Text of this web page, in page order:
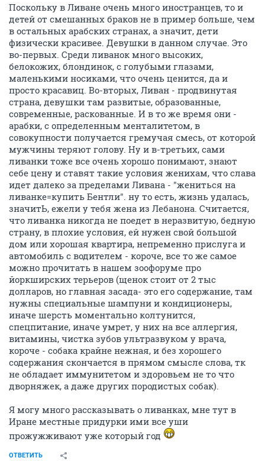
Поскольку в Ливане очень много иностранцев, то и
детей от смешанных браков не в пример больше, чем
в остальных арабских странах, а значит, дети
физически красивее. Девушки в данном случае. Это
во-первых. Среди ливанок много высоких,
белокожих, блондинок, с голубыми глазами,
маленькими носиками, что очень ценится, да и
просто красавиц. Во-вторых, Ливан - продвинутая
страна, девушки там развитые, образованные,
современные, раскованные. И в то же время они -
арабки, с определенным менталитетом, в
совокупности получается гремучая смесь, от которой
мужчины теряют голову. Ну и в-третьих, сами
ливанки тоже все очень хорошо понимают, знают
себе цену и ставят такие условия женихам, что слава
идет далеко за пределами Ливана - "жениться на
ливанке=купить Бентли". ну то есть, жизнь удалась,
значитЬ, ежели у тебя жена из Лебанона. Считается,
что ливанка никогда не поедет в неразвитую, бедную
страну, в плохие условия, ей нужен свой большой
дом или хорошая квартира, непременно прислуга и
автомобиль с водителем - короче, все то же самое
можно прочитать в нашем зоофоруме про
йоркширских терьеров (щенок стоит от 2 тыс
долларов, но главная засада- это его содержание, там
нужны специальные шампуни и кондиционеры,
иначе шерсть моментально колтунится,
спецпитание, иначе умрет, у них на все аллергия,
витамины, чистка зубов ультразвуком у врача,
короче - собака крайне нежная, и без хорошего
содержания скончается в прямом смысле слова, тк
не обладает иммунитетом и здоровьем не то что
дворняжек, а даже других породистых собак).
Я могу много рассказывать о ливанках, мне тут в
Иране местные придурки ими все уши
прожужживают уже который год
ОТВЕТИТЬ